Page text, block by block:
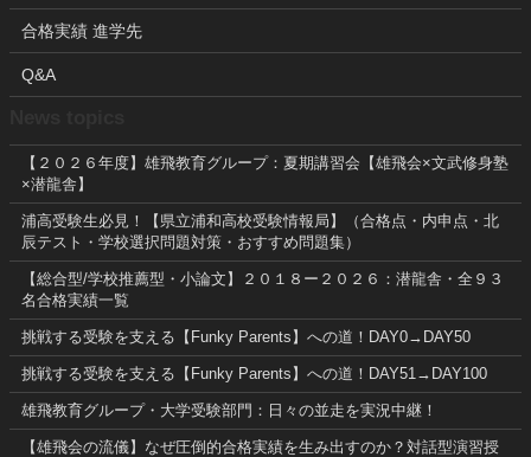
合格実績 進学先
Q&A
【２０２６年度】雄飛教育グループ：夏期講習会【雄飛会×文武修身塾
×潜龍舎】
浦高受験生必見！【県立浦和高校受験情報局】（合格点・内申点・北
辰テスト・学校選択問題対策・おすすめ問題集）
【総合型/学校推薦型・小論文】２０１８ー２０２６：潜龍舎・全９３
名合格実績一覧
挑戦する受験を支える【Funky Parents】への道！DAY0→DAY50
挑戦する受験を支える【Funky Parents】への道！DAY51→DAY100
雄飛教育グループ・大学受験部門：日々の並走を実況中継！
【雄飛会の流儀】なぜ圧倒的合格実績を生み出すのか？対話型演習授